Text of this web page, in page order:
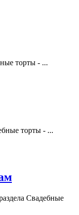
торты - ...
торты - ...
Свадебные